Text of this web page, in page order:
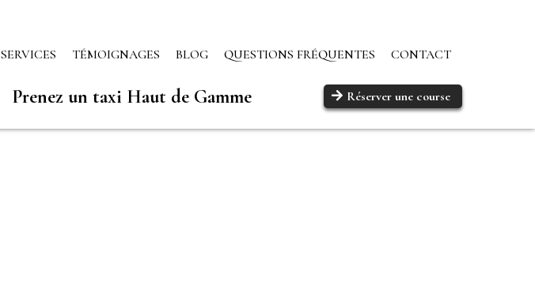
SERVICES TÉMOIGNAGES BLOG QUESTIONS FRÉQUENTES CONTACT
Prenez un taxi Haut de Gamme Réserver une course